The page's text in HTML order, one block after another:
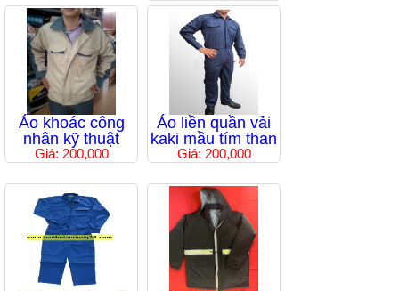
Áo khoác công
nhân kỹ thuật
Giá: 200,000
Áo liền quần vải
kaki mầu tím than
Giá: 200,000